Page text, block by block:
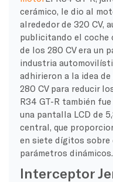
cerámico, le dio al
alrededor de 320 CV,
publicitando el coche
de los 280 CV era un
industria
adhirieron a la idea
280 CV para reducir
R34 GT-R también
una pantalla LCD de
central, que
en siete dígitos sobre
parámetros dinámicos.
Interceptor